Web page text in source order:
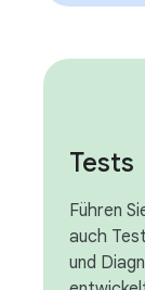
Tests
Führen
auch
und